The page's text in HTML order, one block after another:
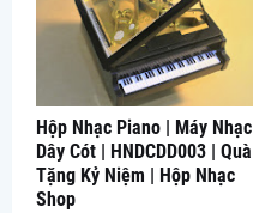
Hộp Nhạc Piano | Máy Nhạc
Dây Cót | HNDCDD003 | Quà
Tặng Kỷ Niệm | Hộp Nhạc
Shop